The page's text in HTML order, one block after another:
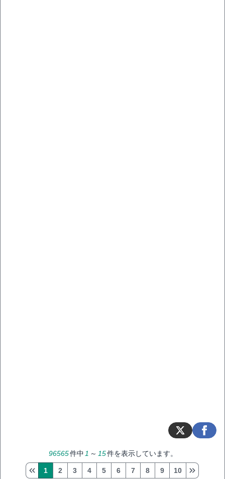
96565件中1 ～ 15件を表示しています。
1 2 3 4 5 6 7 8 9 10